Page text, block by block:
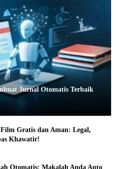
Jurnal Otomatis Terbaik
Gratis dan Aman: Legal,
Khawatir!
Otomatis: Makalah Anda Auto